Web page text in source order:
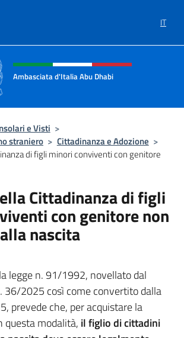
IT
sito, social e menù
Ambasciata d'Italia Abu Dhabi
e Visti >
straniero > Cittadinanza e Adozione >
di figli minori conviventi con genitore
Cittadinanza di figli
con genitore non
nascita
legge n. 91/1992, novellato dal
36/2025 così come convertito dalla
prevede che, per acquistare la
questa modalità, il figlio di cittadini